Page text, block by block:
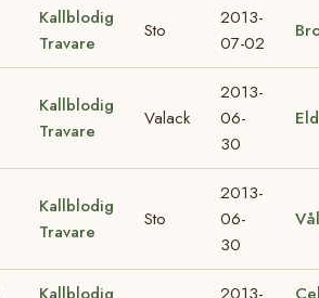
Kallblodig
Travare
Sto
2013-
07-02
Kallblodig
Travare
Valack
2013-
06-
30
Kallblodig
Travare
Sto
2013-
06-
30
Kallblodig
2013-